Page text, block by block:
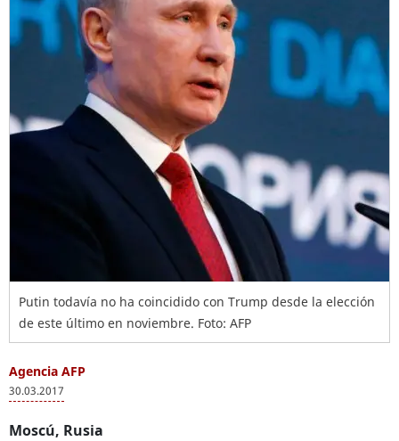
Putin todavía no ha coincidido con Trump desde la elección
de este último en noviembre. Foto: AFP
Agencia AFP
30.03.2017
Moscú, Rusia